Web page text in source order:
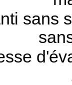
sans